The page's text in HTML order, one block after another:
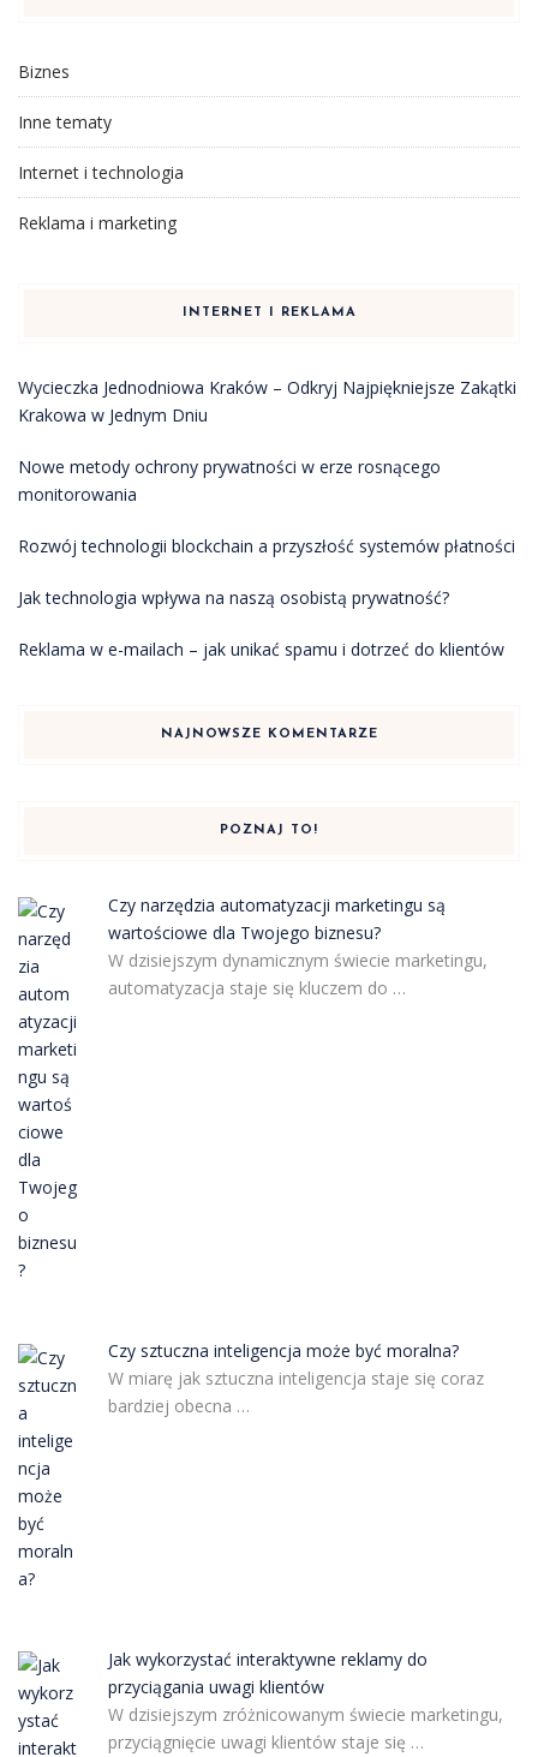
Biznes
Inne tematy
Internet i technologia
Reklama i marketing
INTERNET I REKLAMA
Wycieczka Jednodniowa Kraków – Odkryj Najpiękniejsze Zakątki
Krakowa w Jednym Dniu
Nowe metody ochrony prywatności w erze rosnącego
monitorowania
Rozwój technologii blockchain a przyszłość systemów płatności
Jak technologia wpływa na naszą osobistą prywatność?
Reklama w e-mailach – jak unikać spamu i dotrzeć do klientów
NAJNOWSZE KOMENTARZE
POZNAJ TO!
Czy narzędzia automatyzacji marketingu są
wartościowe dla Twojego biznesu?
W dzisiejszym dynamicznym świecie marketingu,
automatyzacja staje się kluczem do …
Czy sztuczna inteligencja może być moralna?
W miarę jak sztuczna inteligencja staje się coraz
bardziej obecna …
Jak wykorzystać interaktywne reklamy do
przyciągania uwagi klientów
W dzisiejszym zróżnicowanym świecie marketingu,
przyciągnięcie uwagi klientów staje się …